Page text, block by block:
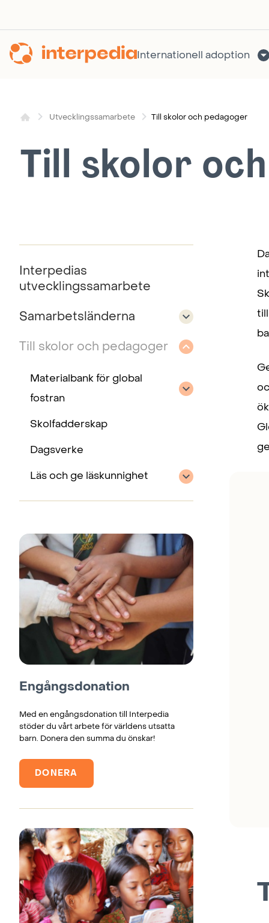
Internationell adoption
Utvecklingssamarbete Till skolor och pedagoger
Till skolor
Interpedias
utvecklingssamarbete
Samarbetsländerna
Till skolor och pedagoger
Materialbank för global
fostran
Skolfadderskap
Dagsverke
Läs och ge läskunnighet
Engångsdonation
Med en engångsdonation till Interpedia
stöder du vårt arbete för världens utsatta
barn. Donera den summa du önskar!
DONERA